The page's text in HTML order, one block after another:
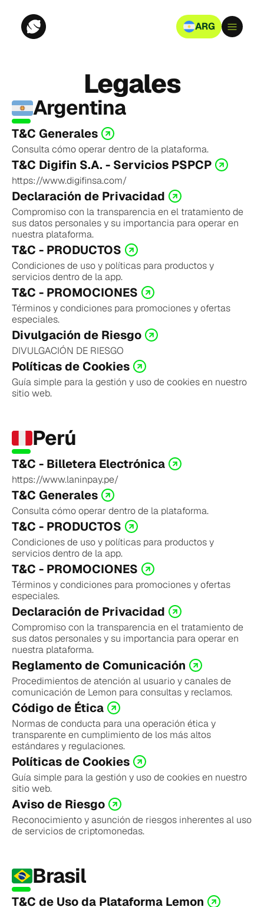
ARG
Legales
Argentina
T&C Generales
Consulta cómo operar dentro de la plataforma.
T&C Digifin S.A. - Servicios PSPCP
https://www.digifinsa.com/
Declaración de Privacidad
Compromiso con la transparencia en el tratamiento de
sus datos personales y su importancia para operar en
nuestra plataforma.
T&C - PRODUCTOS
Condiciones de uso y políticas para productos y
servicios dentro de la app.
T&C - PROMOCIONES
Términos y condiciones para promociones y ofertas
especiales.
Divulgación de Riesgo
DIVULGACIÓN DE RIESGO
Políticas de Cookies
Guía simple para la gestión y uso de cookies en nuestro
sitio web.
Perú
T&C - Billetera Electrónica
https://www.laninpay.pe/
T&C Generales
Consulta cómo operar dentro de la plataforma.
T&C - PRODUCTOS
Condiciones de uso y políticas para productos y
servicios dentro de la app.
T&C - PROMOCIONES
Términos y condiciones para promociones y ofertas
especiales.
Declaración de Privacidad
Compromiso con la transparencia en el tratamiento de
sus datos personales y su importancia para operar en
nuestra plataforma.
Reglamento de Comunicación
Procedimientos de atención al usuario y canales de
comunicación de Lemon para consultas y reclamos.
Código de Ética
Normas de conducta para una operación ética y
transparente en cumplimiento de los más altos
estándares y regulaciones.
Políticas de Cookies
Guía simple para la gestión y uso de cookies en nuestro
sitio web.
Aviso de Riesgo
Reconocimiento y asunción de riesgos inherentes al uso
de servicios de criptomonedas.
Brasil
T&C de Uso da Plataforma Lemon